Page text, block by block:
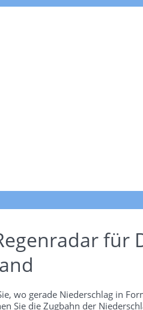
für
wo gerade Niederschlag in
Sie die Zugbahn der